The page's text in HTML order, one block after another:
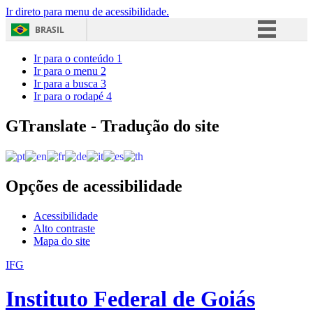
Ir direto para menu de acessibilidade.
BRASIL
Acesso à informação
Ir para o conteúdo 1
Ir para o menu 2
Ir para a busca 3
Ir para o rodapé 4
GTranslate - Tradução do site
Opções de acessibilidade
Acessibilidade
Alto contraste
Mapa do site
IFG
Instituto Federal de Goiás